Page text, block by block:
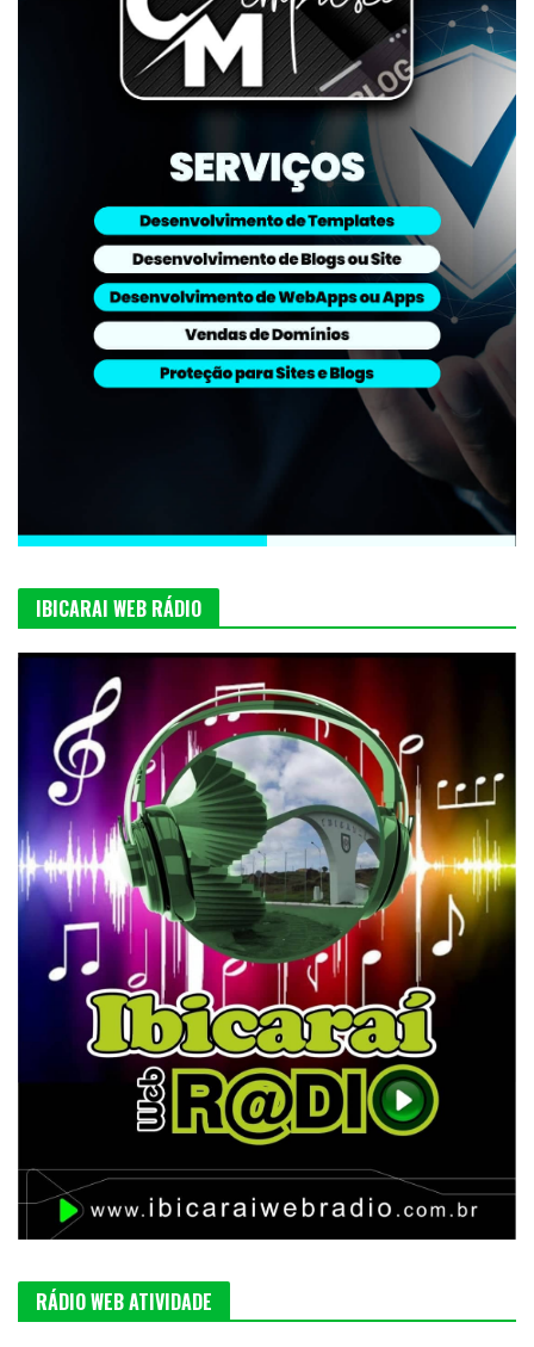
IBICARAI WEB RÁDIO
RÁDIO WEB ATIVIDADE